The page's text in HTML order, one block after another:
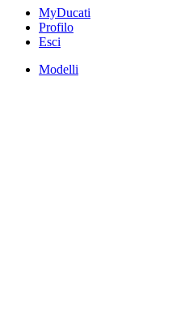
MyDucati
Profilo
Esci
Modelli